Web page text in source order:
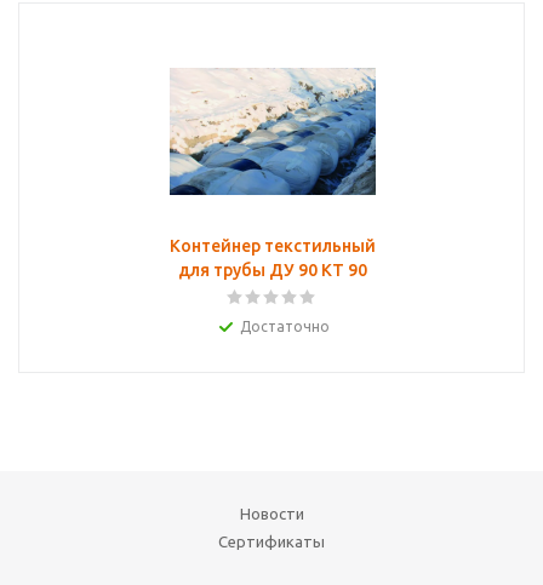
Контейнер текстильный
для трубы ДУ 90 КТ 90
Достаточно
Новости
Сертификаты